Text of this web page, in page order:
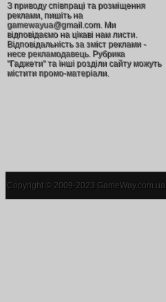
З приводу співпраці та розміщення
реклами, пишіть на
gamewayua@gmail.com. Ми
відповідаємо на цікаві нам листи.
Відповідальність за зміст реклами -
несе рекламодавець. Рубрика
"Гаджети" та інші розділи сайту можуть
містити промо-матеріали.
Copyright © 2009-2023 GameWay.com.ua